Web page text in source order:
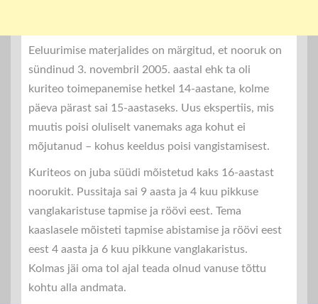
Eeluurimise materjalides on märgitud, et nooruk on
sündinud 3. novembril 2005. aastal ehk ta oli
kuriteo toimepanemise hetkel 14-aastane, kolme
päeva pärast sai 15-aastaseks. Uus ekspertiis, mis
muutis poisi oluliselt vanemaks aga kohut ei
mõjutanud – kohus keeldus poisi vangistamisest.
Kuriteos on juba süüdi mõistetud kaks 16-aastast
noorukit. Pussitaja sai 9 aasta ja 4 kuu pikkuse
vanglakaristuse tapmise ja röövi eest. Tema
kaaslasele mõisteti tapmise abistamise ja röövi eest
eest 4 aasta ja 6 kuu pikkune vanglakaristus.
Kolmas jäi oma tol ajal teada olnud vanuse tõttu
kohtu alla andmata.